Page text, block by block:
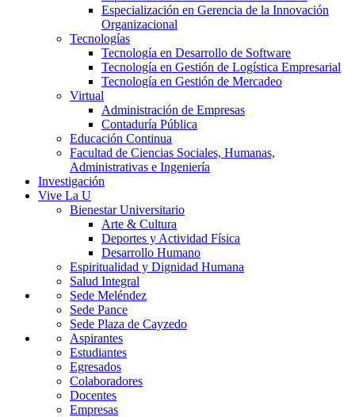
Especialización en Gerencia de la Innovación
Organizacional
Tecnologías
Tecnología en Desarrollo de Software
Tecnología en Gestión de Logística Empresarial
Tecnología en Gestión de Mercadeo
Virtual
Administración de Empresas
Contaduría Pública
Educación Continua
Facultad de Ciencias Sociales, Humanas,
Administrativas e Ingeniería
Investigación
Vive La U
Bienestar Universitario
Arte & Cultura
Deportes y Actividad Física
Desarrollo Humano
Espiritualidad y Dignidad Humana
Salud Integral
Sede Meléndez
Sede Pance
Sede Plaza de Cayzedo
Aspirantes
Estudiantes
Egresados
Colaboradores
Docentes
Empresas